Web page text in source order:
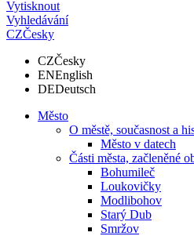
Vytisknout
Vyhledávání
CZČesky
CZČesky
ENEnglish
DEDeutsch
Město
O městě, současnost a
Město v datech
Části města, začleněné
Bohumileč
Loukovičky
Modlibohov
Starý Dub
Smržov